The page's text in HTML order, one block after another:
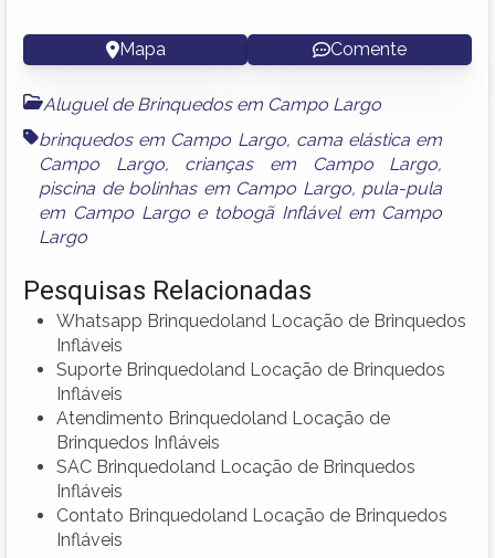
Mapa Comente
Aluguel de Brinquedos em Campo Largo
brinquedos em Campo Largo, cama elástica em
Campo Largo, crianças em Campo Largo,
piscina de bolinhas em Campo Largo, pula-pula
em Campo Largoe tobogã Inflável em Campo
Largo
Pesquisas Relacionadas
Whatsapp Brinquedoland Locação de Brinquedos
Infláveis
Suporte Brinquedoland Locação de Brinquedos
Infláveis
Atendimento Brinquedoland Locação de
Brinquedos Infláveis
SAC Brinquedoland Locação de Brinquedos
Infláveis
Contato Brinquedoland Locação de Brinquedos
Infláveis